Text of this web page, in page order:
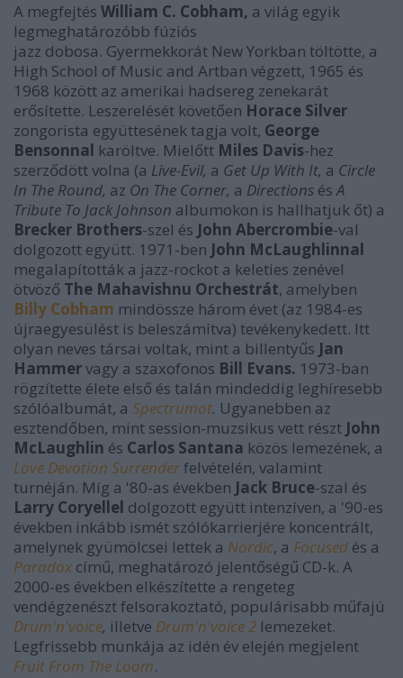
A megfejtés William C. Cobham, a világ egyik
legmeghatározóbb fúziós
jazz dobosa. Gyermekkorát New Yorkban töltötte, a
High School of Music and Artban végzett, 1965 és
1968 között az amerikai hadsereg zenekarát
erősítette. Leszerelését követően Horace Silver
zongorista együttesének tagja volt, George
Bensonnal karöltve. Mielőtt Miles Davis-hez
szerződött volna (a Live-Evil, a Get Up With It, a Circle
In The Round, az On The Corner, a Directions ésA
Tribute To Jack Johnson albumokon is hallhatjuk őt) a
Brecker Brothers-szel és John Abercrombie-val
dolgozott együtt. 1971-ben John McLaughlinnal
megalapították a jazz-rockot a keleties zenével
ötvöző The Mahavishnu Orchestrát, amelyben
Billy Cobham mindössze három évet (az 1984-es
újraegyesülést is beleszámítva) tevékenykedett. Itt
olyan neves társai voltak, mint a billentyűs Jan
Hammervagy a szaxofonos Bill Evans. 1973-ban
rögzítette élete első és talán mindeddig leghíresebb
szólóalbumát, a Spectrumot. Ugyanebben az
esztendőben, mint session-muzsikus vett részt John
McLaughlin és Carlos Santana közös lemezének, a
Love Devotion Surrenderfelvételén, valamint
turnéján. Míg a '80-as években Jack Bruce-szal és
Larry Coryellel dolgozott együtt intenzíven, a '90-es
években inkább ismét szólókarrierjére koncentrált,
amelynek gyümölcsei lettek a Nordic, a Focused és a
Paradox című, meghatározó jelentőségű CD-k. A
2000-es években elkészítette a rengeteg
vendégzenészt felsorakoztató, populárisabb műfajú
Drum'n'voice, illetve Drum'n'voice 2 lemezeket.
Legfrissebb munkája az idén év elején megjelent
Fruit From The Loom.